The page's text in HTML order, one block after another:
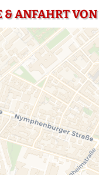
& ANFAHRT